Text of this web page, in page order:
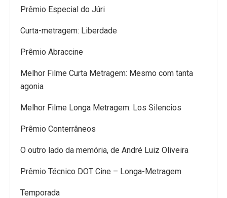
Prêmio Especial do Júri
Curta-metragem: Liberdade
Prêmio Abraccine
Melhor Filme Curta Metragem: Mesmo com tanta
agonia
Melhor Filme Longa Metragem: Los Silencios
Prêmio Conterrâneos
O outro lado da memória, de André Luiz Oliveira
Prêmio Técnico DOT Cine – Longa-Metragem
Temporada